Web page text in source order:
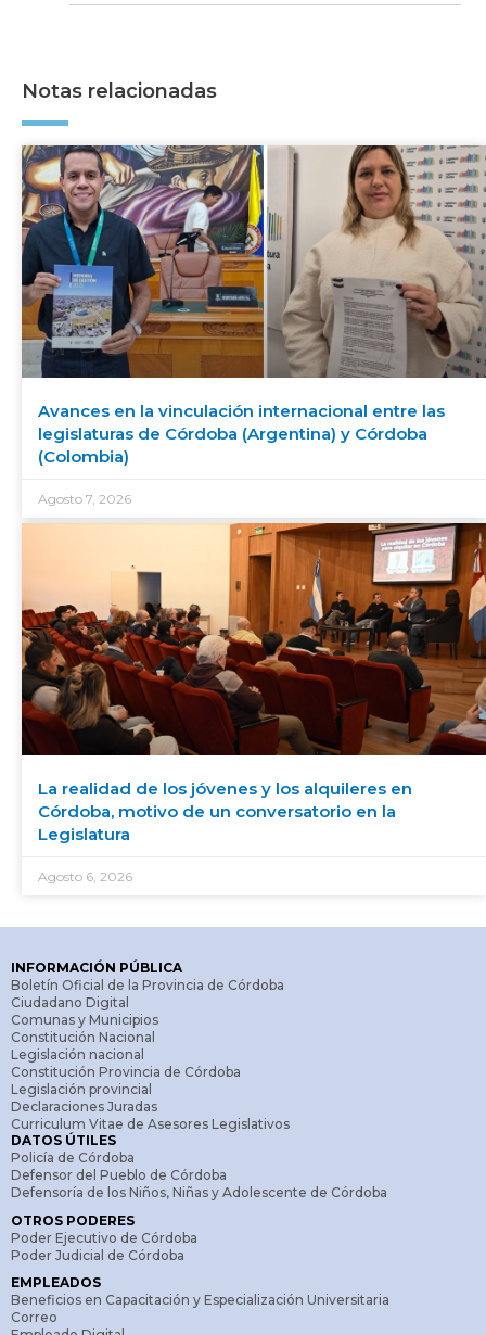
Notas relacionadas
Avances en la vinculación internacional entre las
legislaturas de Córdoba (Argentina) y Córdoba
(Colombia)
Agosto 7, 2026
La realidad de los jóvenes y los alquileres en
Córdoba, motivo de un conversatorio en la
Legislatura
Agosto 6, 2026
INFORMACIÓN PÚBLICA
Boletín Oficial de la Provincia de Córdoba
Ciudadano Digital
Comunas y Municipios
Constitución Nacional
Legislación nacional
Constitución Provincia de Córdoba
Legislación provincial
Declaraciones Juradas
Curriculum Vitae de Asesores Legislativos
DATOS ÚTILES
Policía de Córdoba
Defensor del Pueblo de Córdoba
Defensoría de los Niños, Niñas y Adolescente de Córdoba
OTROS PODERES
Poder Ejecutivo de Córdoba
Poder Judicial de Córdoba
EMPLEADOS
Beneficios en Capacitación y Especialización Universitaria
Correo